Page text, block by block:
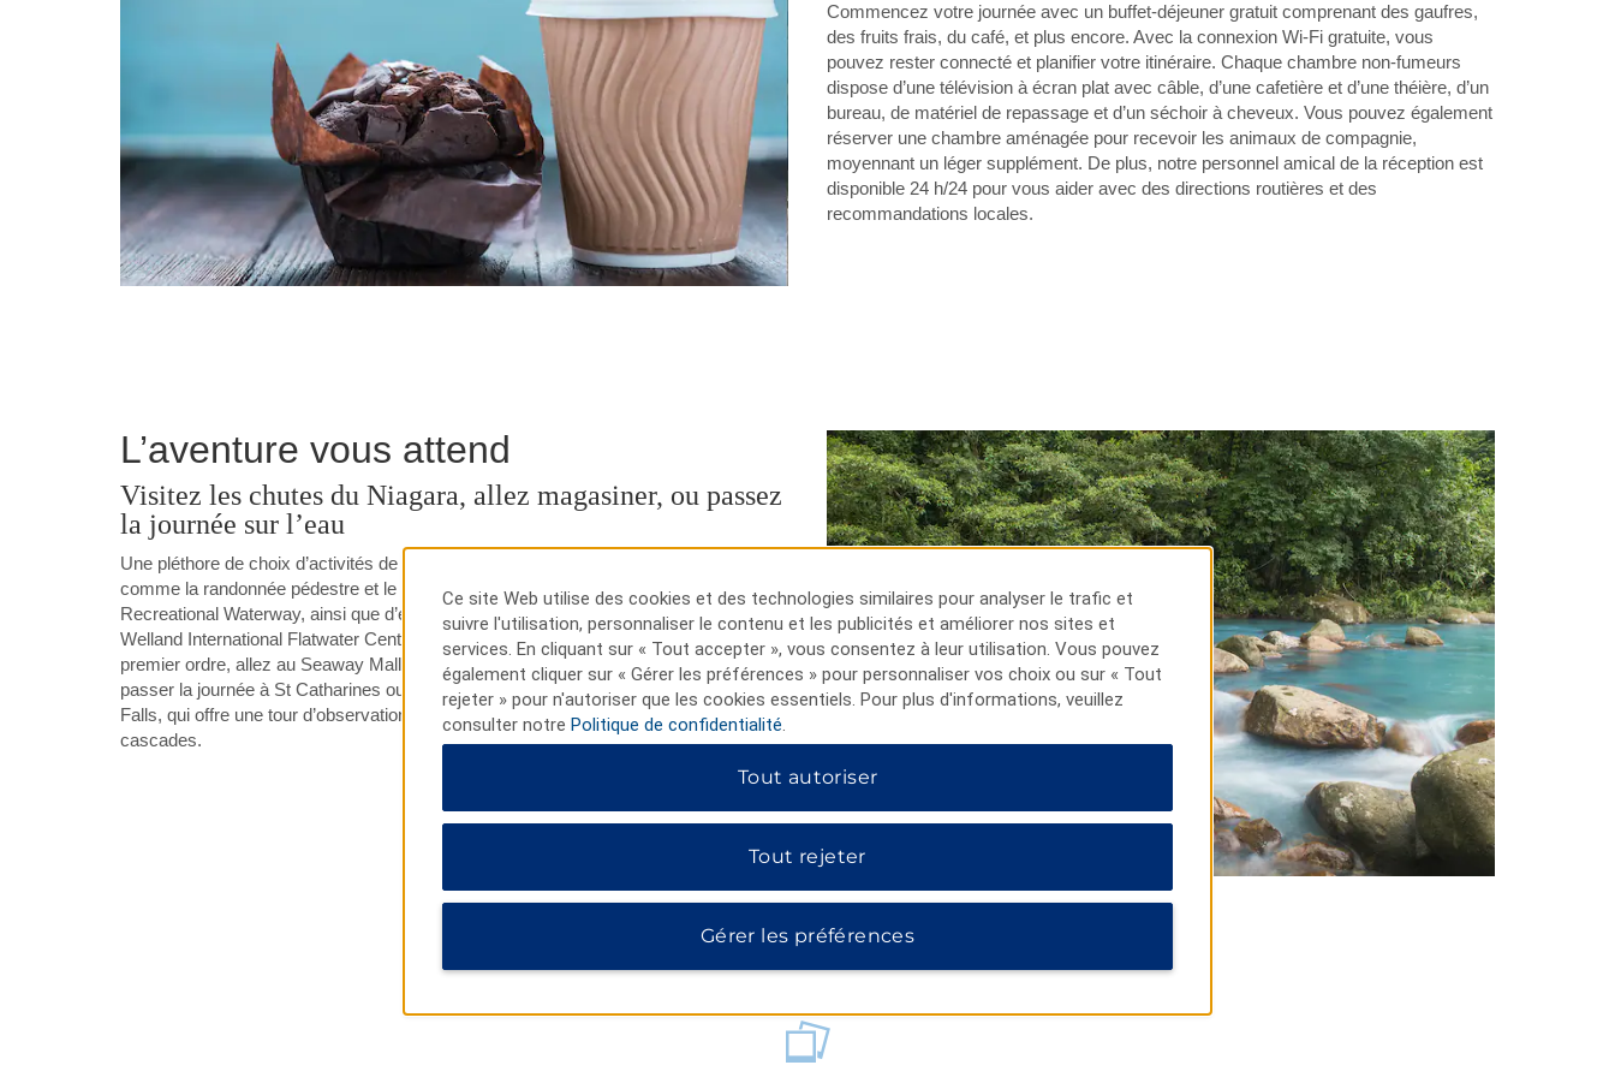
Commencez votre journée avec un buffet-déjeuner gratuit comprenant des gaufres,
des fruits frais, du café, et plus encore. Avec la connexion Wi-Fi gratuite, vous
pouvez rester connecté et planifier votre itinéraire. Chaque chambre non-fumeurs
dispose d’une télévision à écran plat avec câble, d’une cafetière et d’une théière, d’un
bureau, de matériel de repassage et d’un séchoir à cheveux. Vous pouvez également
réserver une chambre aménagée pour recevoir les animaux de compagnie,
moyennant un léger supplément. De plus, notre personnel amical de la réception est
disponible 24 h/24 pour vous aider avec des directions routières et des
recommandations locales.
L’aventure vous attend
Visitez les chutes du Niagara, allez magasiner, ou passez
la journée sur l’eau
Une pléthore de choix d’activités de plein air s’offre à vous autour de notre hôtel,
comme la randonnée pédestre et le canotage sur la voie navigable récréative Welland
Recreational Waterway, ainsi que d’excitants évènements d’aviron et de kayak au
Welland International Flatwater Centre. Pour une expérience de magasinage de
premier ordre, allez au Seaway Mall et au Pen Centre. Vous pouvez également
passer la journée à St Catharines ou voir les merveilles du parc d’État de Niagara
Falls, qui offre une tour d’observation et des points de vue scéniques sur les trois
cascades.
Ce site Web utilise des cookies et des technologies similaires pour analyser le trafic et
suivre l'utilisation, personnaliser le contenu et les publicités et améliorer nos sites et
services. En cliquant sur « Tout accepter », vous consentez à leur utilisation. Vous pouvez
également cliquer sur « Gérer les préférences » pour personnaliser vos choix ou sur « Tout
rejeter » pour n'autoriser que les cookies essentiels. Pour plus d'informations, veuillez
consulter notre Politique de confidentialité.
Tout autoriser
Tout rejeter
Gérer les préférences